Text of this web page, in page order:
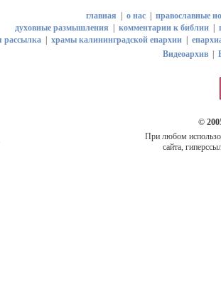
главная о нас| православные
духовные размышления
комментарии к библии
рассылка| храмы калининградской епархии|
Видеоархив
©
При любом
сайта,